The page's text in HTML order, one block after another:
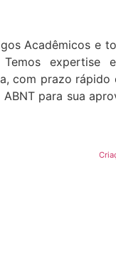
Acadêmicos e
expertise
com prazo rápido
para sua